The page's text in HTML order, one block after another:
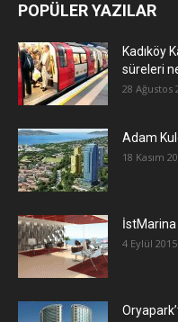
POPÜLER YAZILAR
Kadıköy
süreleri
28 Ağustos
Adam
18 Kasım
İstMarina
4 Eylül 2015